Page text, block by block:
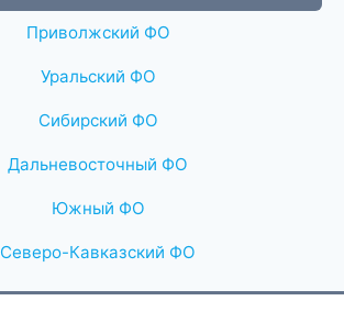
Приволжский ФО
Уральский ФО
Сибирский ФО
Дальневосточный ФО
Южный ФО
Северо-Кавказский ФО